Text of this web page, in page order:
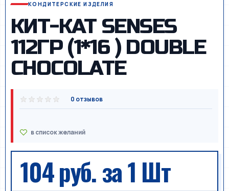
КОНДИТЕРСКИЕ ИЗДЕЛИЯ
КИТ-КАТ SENSES
112ГР (1*16 ) DOUBLE
CHOCOLATE
0 отзывов
104 руб.за 1 Шт